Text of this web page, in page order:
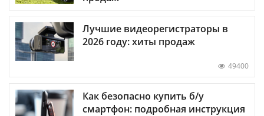
Лучшие видеорегистраторы в
2026 году: хиты продаж
49400
Как безопасно купить б/у
смартфон: подробная инструкция